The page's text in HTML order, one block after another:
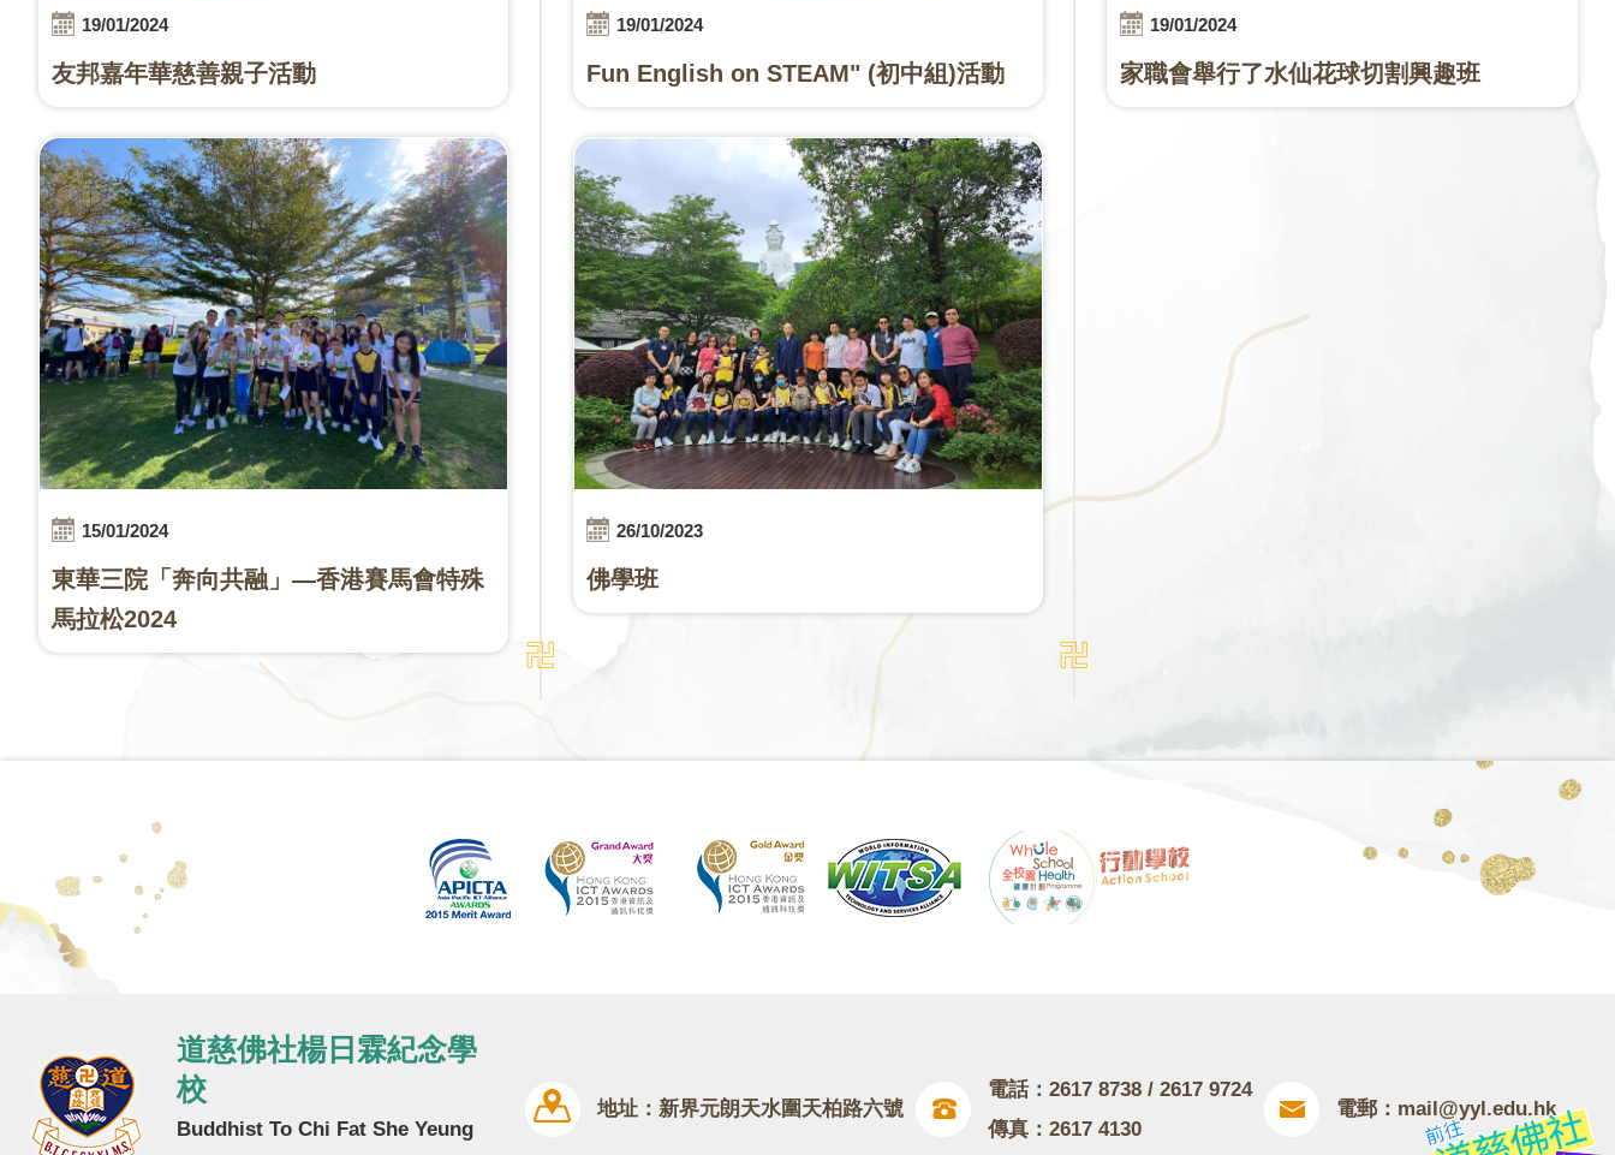
19/01/2024
友邦嘉年華慈善親子活動
19/01/2024
Fun English on STEAM" (初中組)活動
19/01/2024
家職會舉行了水仙花球切割興趣班
15/01/2024
東華三院「奔向共融」—香港賽馬會特殊
馬拉松2024
26/10/2023
佛學班
道慈佛社楊日霖紀念學
校
Buddhist To Chi Fat She Yeung
地址：新界元朗天水圍天柏路六號
電話：2617 8738 / 2617 9724
傳真：2617 4130
電郵： mail@yyl.edu.hk